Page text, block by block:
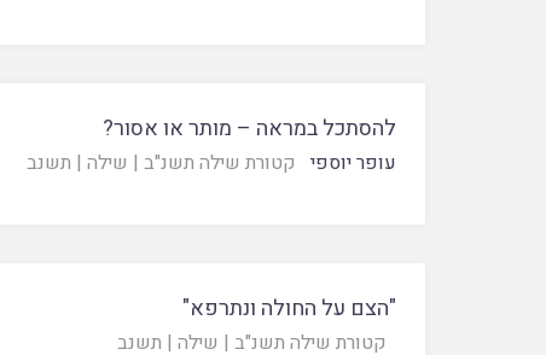
להסתכל במראה – מותר או אסור?
עופר יוספי קטורת שילה תשנ"ב | שילה | תשנב
"הצם על החולה ונתרפא"
קטורת שילה תשנ"ב | שילה | תשנב